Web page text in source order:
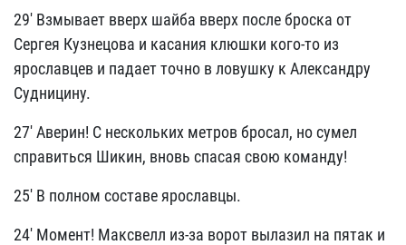
29' Взмывает вверх шайба вверх после броска от
Сергея Кузнецова и касания клюшки кого-то из
ярославцев и падает точно в ловушку к Александру
Судницину.
27' Аверин! С нескольких метров бросал, но сумел
справиться Шикин, вновь спасая свою команду!
25' В полном составе ярославцы.
24' Момент! Максвелл из-за ворот вылазил на пятак и